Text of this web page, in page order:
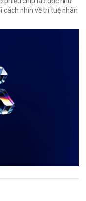
cách nhìn về trí tuệ nhân